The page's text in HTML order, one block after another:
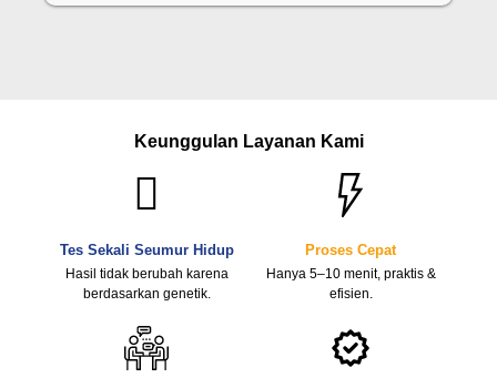
Keunggulan Layanan Kami
Tes Sekali Seumur Hidup
Hasil tidak berubah karena
berdasarkan genetik.
Proses Cepat
Hanya 5–10 menit, praktis &
efisien.